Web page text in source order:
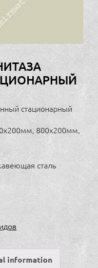
стационарный
800х200мм,
сталь
information